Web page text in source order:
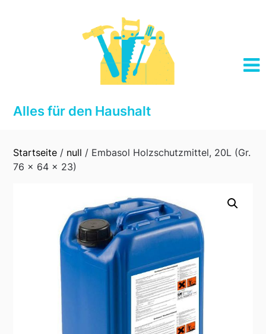
Alles für den Haushalt
Startseite / null / Embasol Holzschutzmittel, 20L (Gr.
76 x 64 x 23)